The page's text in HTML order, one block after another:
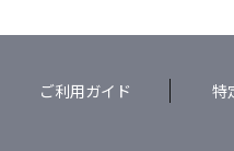
ご利用ガイド 特